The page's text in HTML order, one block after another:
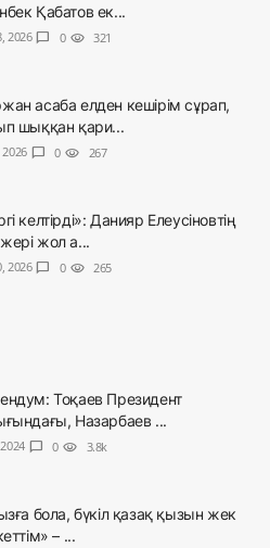
Қабатов ек...
2026 chat_bubble 0 visibility 321
асаба елден кешірім сұрап,
шыққан қари...
chat_bubble 0 visibility 267
келтірді»: Данияр Елеусіновтің
жол а...
2026 chat_bubble 0 visibility 265
Тоқаев Президент
Назарбаев ...
chat_bubble 0 visibility 3.8k
бола, бүкіл қазақ қызын жек
– ...